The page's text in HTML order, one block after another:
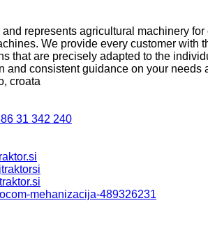
represents agricultural machinery
We provide every customer
that are precisely adapted to the
and consistent guidance on your
croata
31 342 240
mehanizacija-489326231